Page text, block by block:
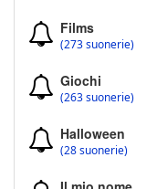
Films
(273 suonerie)
Giochi
(263 suonerie)
Halloween
(28 suonerie)